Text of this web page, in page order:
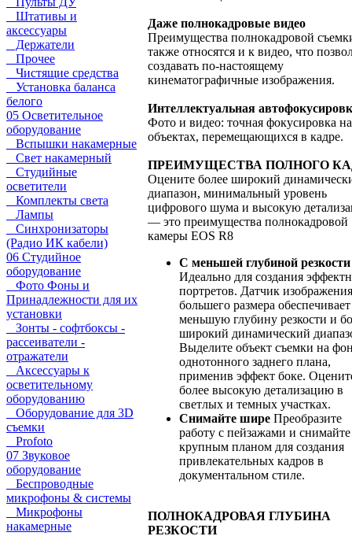
Штативы и
аксессуары
Держатели
Прочее
Чистящие средства
Установка баланса
белого
05 Осветительное
оборудование
Вспышки накамерные
Свет накамерный
Студийные
осветители
Комплекты света
Лампы
Синхронизаторы
(Радио ИК кабели)
06 Студийное
оборудование
Фото Фоны и
Принадлежности для их
установки
Зонты - софтбоксы -
рассеиватели -
отражатели
Аксессуары к
осветительному
оборудованию
Оборудование для 3D
съемки
Profoto
07 Звуковое
оборудование
Беспроводные
микрофоны & системы
Микрофоны
накамерные
Даже полнокадровые видео
Преимущества полнокадровой
также относятся и к видео, что
создавать по-настоящему
кинематографичные изображения.
Интеллектуальная
Фото и видео: точная фокусировка на
объектах, перемещающихся в кадре.
ПРЕИМУЩЕСТВА ПОЛНОГО
Оцените более широкий
диапазон, минимальный уровень
цифрового шума и высокую
— это преимущества полнокадровой
камеры EOS R8
С меньшей глубиной резкости
Идеально для создания
портретов. Датчик изображения
большего размера обеспечивает
меньшую глубину резкости и
широкий динамический
Выделите объект съемки на
однотонного заднего плана,
применив эффект боке.
более высокую детализацию в
светлых и темных участках.
Снимайте шире Преобразите
работу с пейзажами и снимайте
крупным планом для создания
привлекательных кадров в
документальном стиле.
ПОЛНОКАДРОВАЯ ГЛУБИНА
РЕЗКОСТИ